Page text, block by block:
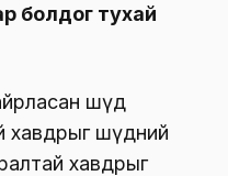
болдог тухай
шүд
хавдрыг шүдний
хавдрыг